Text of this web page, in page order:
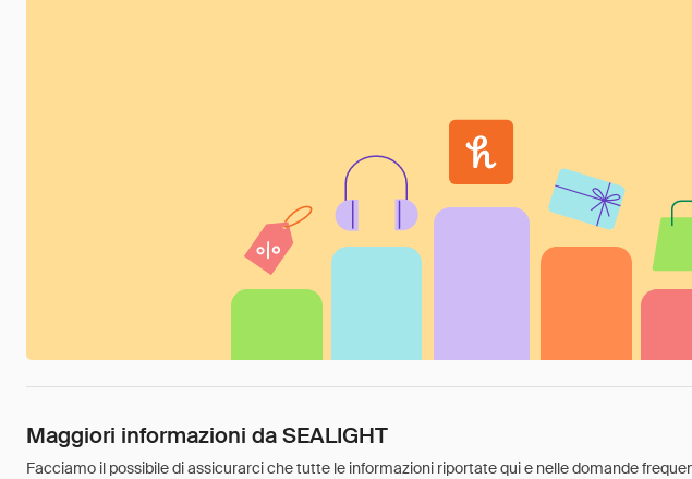
Maggiori informazioni da SEALIGHT
Facciamo il possibile di assicurarci che tutte le informazioni riportate qui e nelle domande